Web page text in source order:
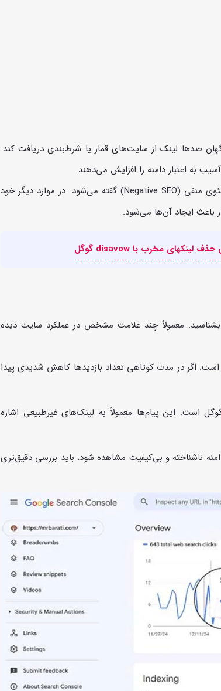
صدها لینک از سایت‌های قمار یا شرط‌بندی دریافت کند.
به اعتبار دامنه را افزایش می‌دهند.
در برخی موارد این لینک‌ها نتیجه حمله رقبا هستند که به آن سئوی منفی (Negative SEO) گفته می‌شود. در موارد دیگر خود
باعث ایجاد آن‌ها می‌شود.
بشناسید. معمولاً چند علامت مشخص در عملکرد سایت دیده
است. اگر در مدت کوتاهی تعداد بازدیدها کاهش شدیدی پیدا
است. این پیام‌ها معمولاً به لینک‌های غیرطبیعی اشاره
ناشناخته و بی‌کیفیت مشاهده شود، باید بررسی دقیق‌تری